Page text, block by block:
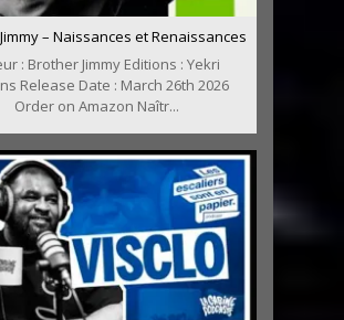
– Naissances et Renaissances
: Brother Jimmy Editions : Yekri
Release Date : March 26th 2026
Order on Amazon Naîtr...